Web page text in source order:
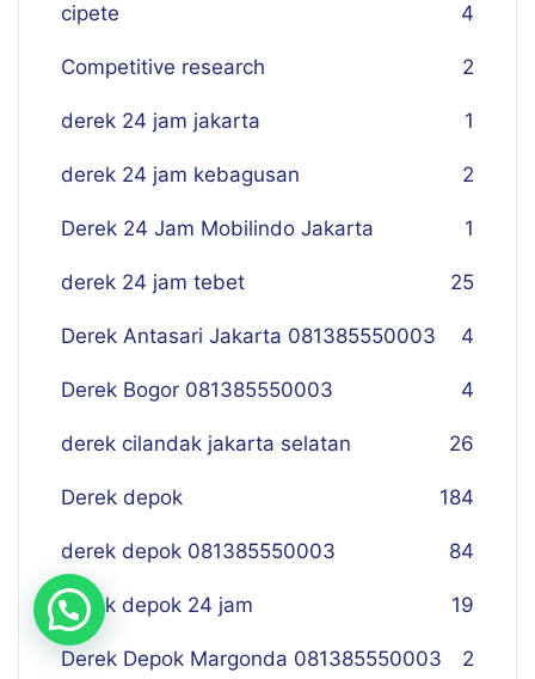
cipete 4
Competitive research 2
derek 24 jam jakarta 1
derek 24 jam kebagusan 2
Derek 24 Jam Mobilindo Jakarta 1
derek 24 jam tebet 25
Derek Antasari Jakarta 081385550003 4
Derek Bogor 081385550003 4
derek cilandak jakarta selatan 26
Derek depok 184
derek depok 081385550003 84
derek depok 24 jam 19
Derek Depok Margonda 081385550003 2